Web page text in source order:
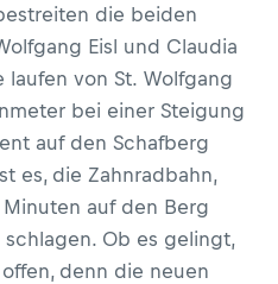
die beiden
Eisl und Claudia
laufen von St. Wolfgang
bei einer Steigung
auf den Schafberg
es, die Zahnradbahn,
auf den Berg
Ob es gelingt,
denn die neuen